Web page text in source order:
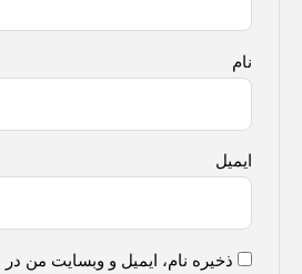
نام
ایمیل
ذخیره نام، ایمیل و وبسایت من